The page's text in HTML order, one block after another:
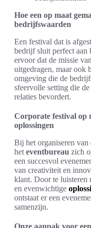
Hoe een op maat
bedrijfswaarden
Een festival dat is
bedrijf sluit perfect
ervoor dat de missie
uitgedragen, maar ook
omgeving die de
sfeervolle setting die
relaties bevordert.
Corporate festival op
oplossingen
Bij het organiseren van
het eventbureau zich
een succesvol
van creativiteit en
klant. Door te luisteren
en evenwichtige
ontstaat er een
samenzijn.
Onze aanpak voor